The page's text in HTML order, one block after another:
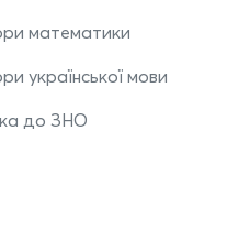
математики
української мови
до ЗНО